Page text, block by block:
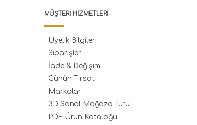
MÜŞTERI HIZMETLERI
Üyelik Bilgileri
Siparişler
İade & Değişim
Günün Fırsatı
Markalar
3D Sanal Mağaza Turu
PDF Ürün Kataloğu